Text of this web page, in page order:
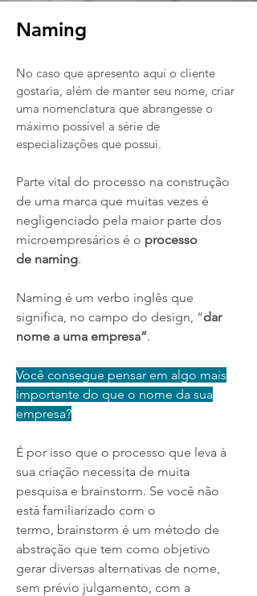
Naming
No caso que apresento aqui o cliente
gostaria, além de manter seu nome, criar
uma nomenclatura que abrangesse o
máximo possível a série de
especializações que possui.
Parte vital do processo na construção
de uma marca que muitas vezes é
negligenciado pela maior parte dos
microempresários é o processo
de naming.
Naming é um verbo inglês que
significa, no campo do design, “dar
nome a uma empresa”.
Você consegue pensar em algo mais
importante do que o nome da sua
empresa?
É por isso que o processo que leva à
sua criação necessita de muita
pesquisa e brainstorm. Se você não
está familiarizado com o
termo, brainstorm é um método de
abstração que tem como objetivo
gerar diversas alternativas de nome,
sem prévio julgamento, com a